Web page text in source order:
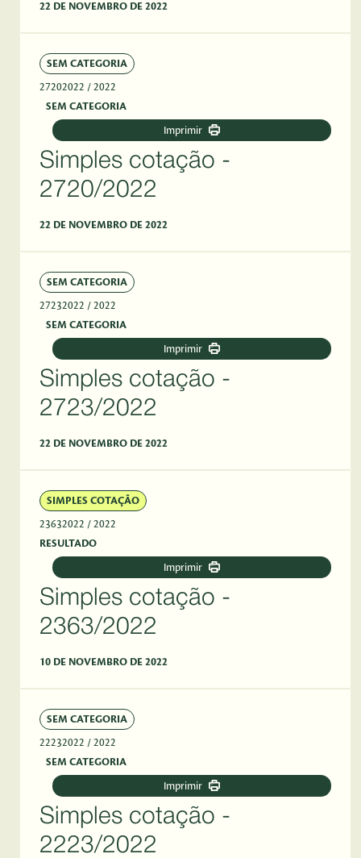
22 DE NOVEMBRO DE 2022
SEM CATEGORIA
27202022 / 2022
SEM CATEGORIA
Imprimir
Simples cotação -
2720/2022
22 DE NOVEMBRO DE 2022
SEM CATEGORIA
27232022 / 2022
SEM CATEGORIA
Imprimir
Simples cotação -
2723/2022
22 DE NOVEMBRO DE 2022
SIMPLES COTAÇÃO
23632022 / 2022
RESULTADO
Imprimir
Simples cotação -
2363/2022
10 DE NOVEMBRO DE 2022
SEM CATEGORIA
22232022 / 2022
SEM CATEGORIA
Imprimir
Simples cotação -
2223/2022